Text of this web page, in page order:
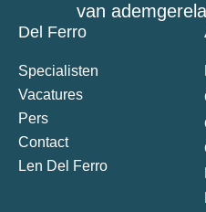
van
Del Ferro
Specialisten
Vacatures
Pers
Contact
Len Del Ferro